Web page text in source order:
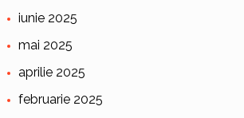
iunie 2025
mai 2025
aprilie 2025
februarie 2025